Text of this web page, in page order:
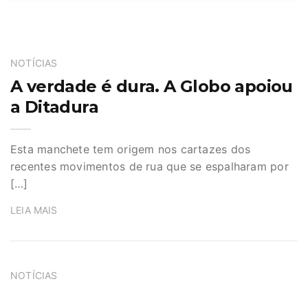
NOTÍCIAS
A verdade é dura. A Globo apoiou
a Ditadura
Esta manchete tem origem nos cartazes dos
recentes movimentos de rua que se espalharam por
[…]
LEIA MAIS
NOTÍCIAS